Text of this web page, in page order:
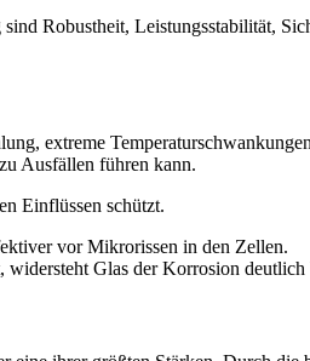
Robustheit, Leistungsstabilität,
extreme
Ausfällen führen kann.
Einflüssen schützt.
vor Mikrorissen in den Zellen.
Glas der Korrosion